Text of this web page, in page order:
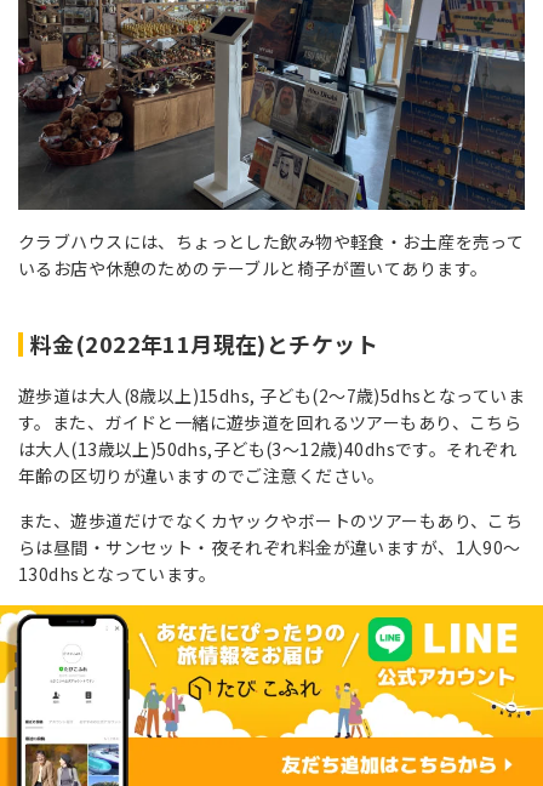
クラブハウスには、ちょっとした飲み物や軽食・お土産を売って
いるお店や休憩のためのテーブルと椅子が置いてあります。
料金(2022年11月現在)とチケット
遊歩道は大人(8歳以上)15dhs, 子ども(2〜7歳)5dhsとなっていま
す。また、ガイドと一緒に遊歩道を回れるツアーもあり、こちら
は大人(13歳以上)50dhs,子ども(3〜12歳)40dhsです。それぞれ
年齢の区切りが違いますのでご注意ください。
また、遊歩道だけでなくカヤックやボートのツアーもあり、こち
らは昼間・サンセット・夜それぞれ料金が違いますが、1人90〜
130dhsとなっています。